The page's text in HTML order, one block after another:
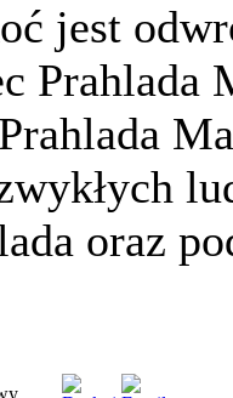
jest
Prahlada
oraz